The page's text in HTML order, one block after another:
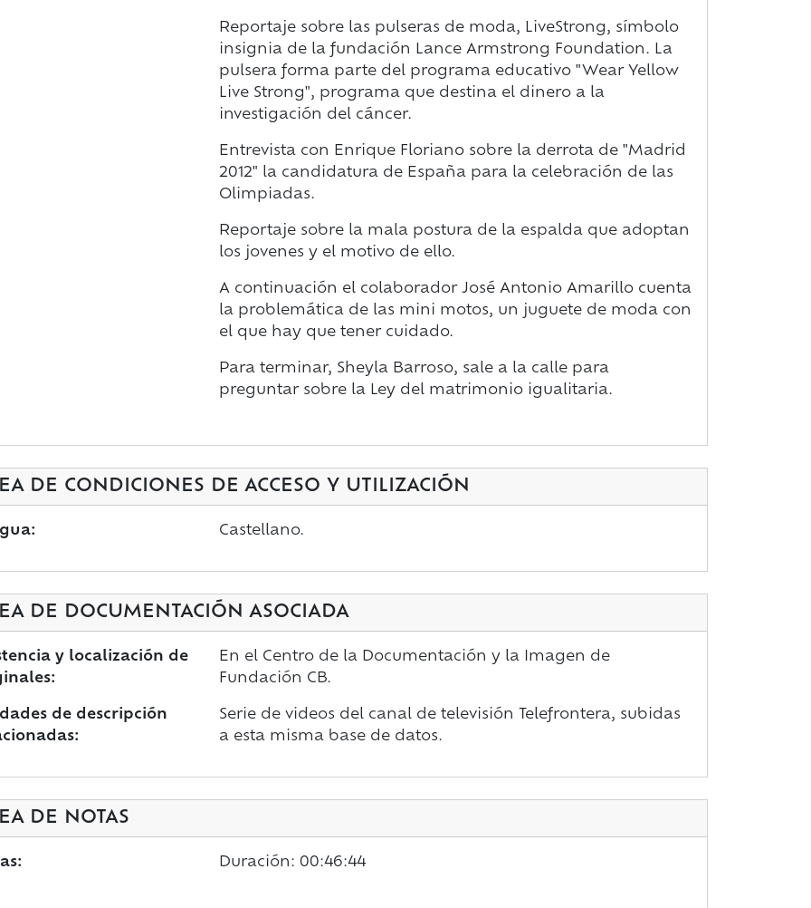
Reportaje sobre las pulseras de moda, LiveStrong, símbolo
insignia de la fundación Lance Armstrong Foundation. La
pulsera forma parte del programa educativo "Wear Yellow
Live Strong", programa que destina el dinero a la
investigación del cáncer.
Entrevista con Enrique Floriano sobre la derrota de "Madrid
2012" la candidatura de España para la celebración de las
Olimpiadas.
Reportaje sobre la mala postura de la espalda que adoptan
los jovenes y el motivo de ello.
A continuación el colaborador José Antonio Amarillo cuenta
la problemática de las mini motos, un juguete de moda con
el que hay que tener cuidado.
Para terminar, Sheyla Barroso, sale a la calle para
preguntar sobre la Ley del matrimonio igualitaria.
DE CONDICIONES DE ACCESO Y UTILIZACIÓN
Castellano.
DE DOCUMENTACIÓN ASOCIADA
y localización de
En el Centro de la Documentación y la Imagen de
Fundación CB.
de descripción
Serie de videos del canal de televisión Telefrontera, subidas
a esta misma base de datos.
DE NOTAS
Duración: 00:46:44